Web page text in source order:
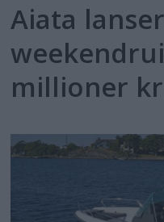
Aiata
millioner